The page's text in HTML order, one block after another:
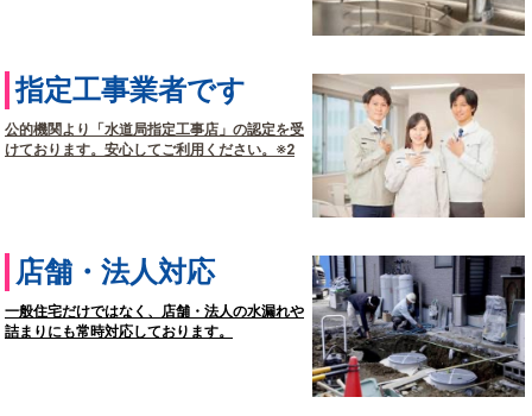
指定工事業者です
公的機関より「水道局指定工事店」の認定を受
けております。安心してご利用ください。※2
店舗・法人対応
一般住宅だけではなく、店舗・法人の水漏れや
詰まりにも常時対応しております。